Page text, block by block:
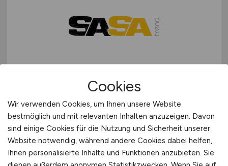
(m/w/d)
SASAtrend GmbH
heute
Aachen
Cookies
Wir verwenden Cookies, um Ihnen unsere Website
bestmöglich und mit relevanten Inhalten anzuzeigen. Davon
sind einige Cookies für die Nutzung und Sicherheit unserer
Website notwendig, während andere Cookies dabei helfen,
Ihnen personalisierte Inhalte und Funktionen anzubieten. Sie